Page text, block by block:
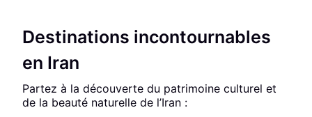
Destinations incontournables
en Iran
Partez à la découverte du patrimoine culturel et
de la beauté naturelle de l’Iran :